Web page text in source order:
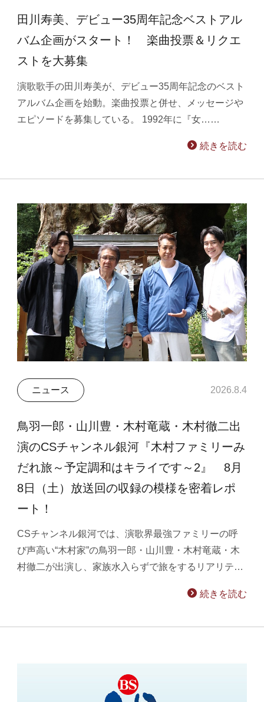
田川寿美、デビュー35周年記念ベストアル
バム企画がスタート！ 楽曲投票＆リクエ
ストを大募集
演歌歌手の田川寿美が、デビュー35周年記念のベスト
アルバム企画を始動。楽曲投票と併せ、メッセージや
エピソードを募集している。 1992年に『女……
続きを読む
ニュース 2026.8.4
鳥羽一郎・山川豊・木村竜蔵・木村徹二出
演のCSチャンネル銀河『木村ファミリーみ
だれ旅～予定調和はキライです～2』 8月
8日（土）放送回の収録の模様を密着レポ
ート！
CSチャンネル銀河では、演歌界最強ファミリーの呼
び声高い“木村家”の鳥羽一郎・山川豊・木村竜蔵・木
村徹二が出演し、家族水入らずで旅をするリアリテ…
続きを読む